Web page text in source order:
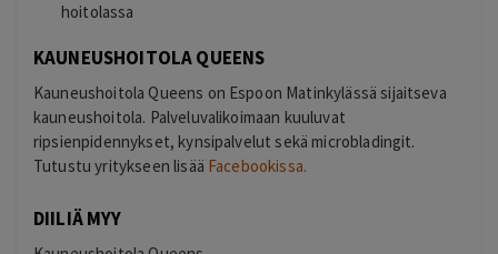
hoitolassa
KAUNEUSHOITOLA QUEENS
Kauneushoitola Queens on Espoon Matinkylässä sijaitseva
kauneushoitola. Palveluvalikoimaan kuuluvat
ripsienpidennykset, kynsipalvelut sekä microbladingit.
Tutustu yritykseen lisää Facebookissa.
DIILIÄ MYY